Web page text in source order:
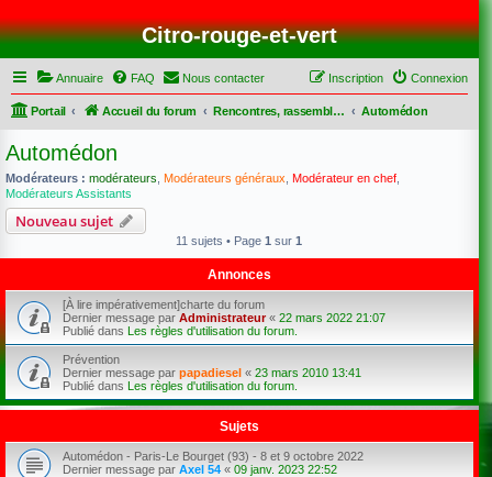
Citro-rouge-et-vert
Annuaire FAQ Nous contacter Connexion
Inscription
Portail Accueil du forum Rencontres, rassemblements et sorties Automédon
Automédon
Modérateurs : modérateurs Modérateurs généraux Modérateur en chef
Modérateurs Assistants
Nouveau sujet
11 sujets • Page1 sur1
Annonces
[À lire impérativement]charte du forum
Dernier message par Administrateur« 22 mars 2022 21:07
Publié dans Les règles d'utilisation du forum.
Prévention
Dernier message par papadiesel « 23 mars 2010 13:41
Publié dans Les règles d'utilisation du forum.
Sujets
Automédon - Paris-Le Bourget (93) - 8 et 9 octobre 2022
Dernier message par Axel 54 « 09 janv. 2023 22:52